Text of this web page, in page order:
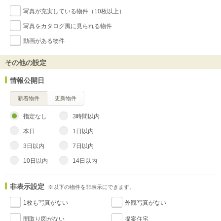
写真が充実している物件（10枚以上）
写真をカタログ風に見られる物件
動画がある物件
その他の設定
情報公開日
新着物件 更新物件
指定なし 3時間以内
本日 1日以内
3日以内 7日以内
10日以内 14日以内
非表示設定 ※以下の物件を非表示にできます。
1枚も写真がない 外観写真がない
間取り図がない 提案住宅